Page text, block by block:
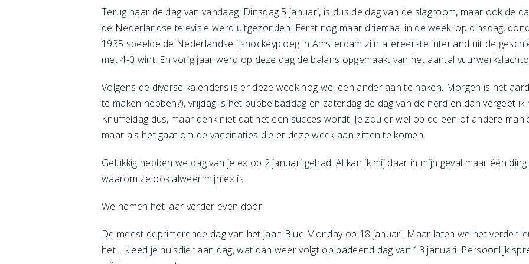
Terug naar de dag van vandaag. Dinsdag 5 januari, is dus de dag van de slagroom, maar ook de
de Nederlandse televisie werd uitgezonden. Eerst nog maar driemaal in de week: op dinsdag,
1935 speelde de Nederlandse ijshockeyploeg in Amsterdam zijn allereerste interland uit de
met 4-0 wint. En vorig jaar werd op deze dag de balans opgemaakt van het aantal
Volgens de diverse kalenders is er deze week nog wel een ander aan te haken. Morgen is het
te maken hebben?), vrijdag is het bubbelbaddag en zaterdag de dag van de nerd en dan vergeet
Knuffeldag dus, maar denk niet dat het een succes wordt. Je zou er wel op de een of andere
maar als het gaat om de vaccinaties die er deze week aan zitten te komen.
Gelukkig hebben we dag van je ex op 2 januari gehad. Al kan ik mij daar in mijn geval maar één
waarom ze ook alweer mijn ex is.
We nemen het jaar verder even door.
De meest deprimerende dag van het jaar: Blue Monday op 18 januari. Maar laten we het verder
het… kleed je huisdier aan dag, wat dan weer volgt op badeend dag van 13 januari. Persoonlijk